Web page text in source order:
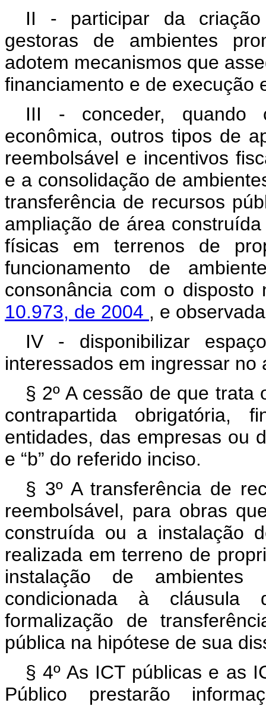
II - participar da
gestoras de ambientes
adotem mecanismos que
financiamento e de execução
III - conceder, quando
econômica, outros tipos de
reembolsável e incentivos
e a consolidação de
transferência de recursos
ampliação de área
físicas em terrenos de
funcionamento de
consonância com o
10.973, de 2004 , e
IV - disponibilizar
interessados em ingressar
§ 2º A cessão de que
contrapartida obrigatória,
entidades, das empresas ou
e “b” do referido inciso.
§ 3º A transferência de
reembolsável, para obras
construída ou a instalação
realizada em terreno de
instalação de ambientes
condicionada à
formalização de
pública na hipótese de sua
§ 4º As ICT públicas e as
Público prestarão